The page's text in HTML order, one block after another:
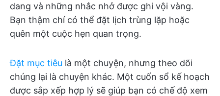
dang và những nhắc nhở được ghi vội vàng.
Bạn thậm chí có thể đặt lịch trùng lặp hoặc
quên một cuộc hẹn quan trọng.
Đặt mục tiêu là một chuyện, nhưng theo dõi
chúng lại là chuyện khác. Một cuốn sổ kế hoạch
được sắp xếp hợp lý sẽ giúp bạn có chế độ xem